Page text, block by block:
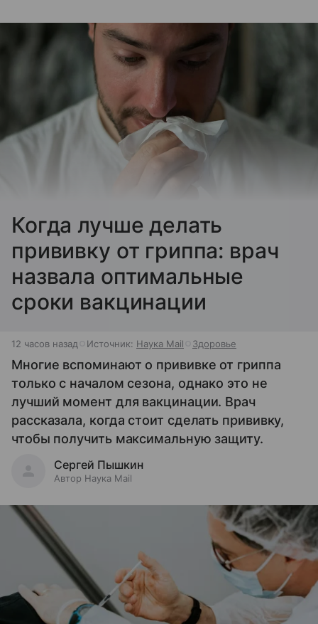
Когда лучше делать
прививку от гриппа: врач
назвала оптимальные
сроки вакцинации
12 часов назад Источник: Наука Mail Здоровье
Многие вспоминают о прививке от гриппа
только с началом сезона, однако это не
лучший момент для вакцинации. Врач
рассказала, когда стоит сделать прививку,
чтобы получить максимальную защиту.
Сергей Пышкин
Автор Наука Mail